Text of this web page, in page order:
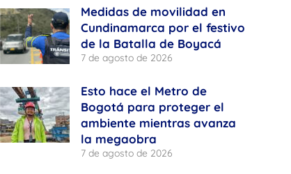
Medidas de movilidad en
Cundinamarca por el festivo
de la Batalla de Boyacá
7 de agosto de 2026
Esto hace el Metro de
Bogotá para proteger el
ambiente mientras avanza
la megaobra
7 de agosto de 2026